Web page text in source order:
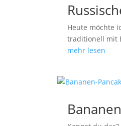
Heute möchte
traditionell mit
mehr lesen